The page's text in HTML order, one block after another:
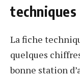
techniques
La fiche
quelques
bonne station